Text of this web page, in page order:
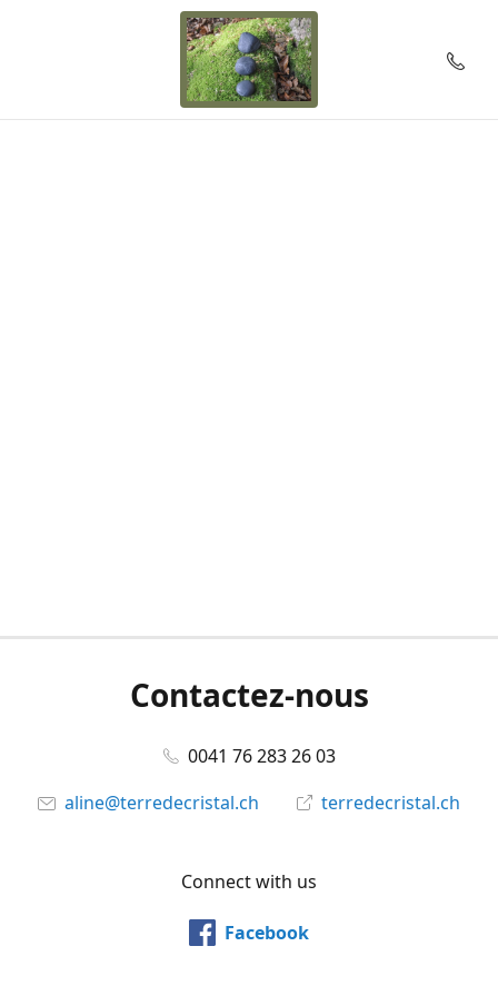
Contactez-nous
0041 76 283 26 03
aline@terredecristal.ch
terredecristal.ch
Connect with us
Facebook